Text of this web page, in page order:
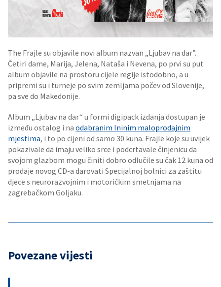
The Frajle su objavile novi album nazvan „Ljubav na dar”.
Četiri dame, Marija, Jelena, Nataša i Nevena, po prvi su put
album objavile na prostoru cijele regije istodobno, a u
pripremi su i turneje po svim zemljama počev od Slovenije,
pa sve do Makedonije.
Album „Ljubav na dar“ u formi digipack izdanja dostupan je
između ostalog i na odabranim Ininim maloprodajnim
mjestima, i to po cijeni od samo 30 kuna. Frajle koje su uvijek
pokazivale da imaju veliko srce i podcrtavale činjenicu da
svojom glazbom mogu činiti dobro odlučile su čak 12 kuna od
prodaje novog CD-a darovati Specijalnoj bolnici za zaštitu
djece s neurorazvojnim i motoričkim smetnjama na
zagrebačkom Goljaku.
Povezane vijesti